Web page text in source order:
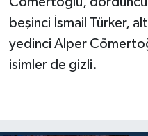
beşinci İsmail Türker,
yedinci Alper
isimler de gizli.